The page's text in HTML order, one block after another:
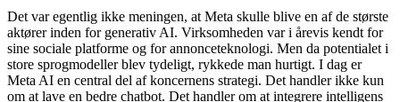
Det var egentlig ikke meningen, at Meta skulle blive en af de største
aktører inden for generativ AI. Virksomheden var i årevis kendt for
sine sociale platforme og for annonceteknologi. Men da potentialet i
store sprogmodeller blev tydeligt, rykkede man hurtigt. I dag er
Meta AI en central del af koncernens strategi. Det handler ikke kun
om at lave en bedre chatbot. Det handler om at integrere intelligens